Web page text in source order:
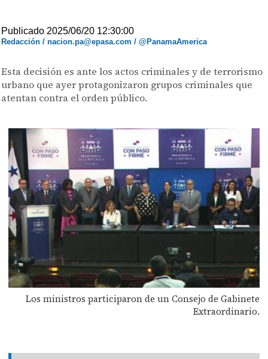
Publicado 2025/06/20 12:30:00
Redacción / nacion.pa@epasa.com / @PanamaAmerica
Esta decisión es ante los actos criminales y de terrorismo
urbano que ayer protagonizaron grupos criminales que
atentan contra el orden público.
Los ministros participaron de un Consejo de Gabinete
Extraordinario.